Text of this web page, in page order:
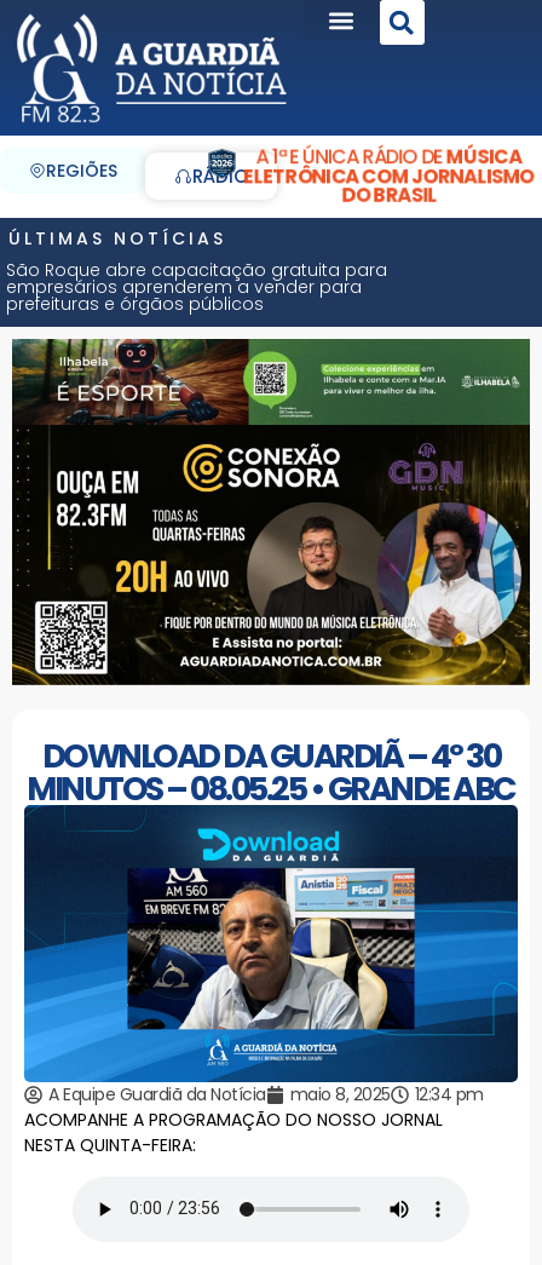
REGIÕES RÁDIO
A 1ª E ÚNICA RÁDIO DEMÚSICA
ELETRÔNICA COM JORNALISMO
DO BRASIL
ÚLTIMAS NOTÍCIAS
São Roque abre capacitação gratuita para
empresários aprenderem a vender para
prefeituras e órgãos públicos
DOWNLOAD DA GUARDIÃ – 4º 30
MINUTOS – 08.05.25 • GRANDE ABC
A Equipe Guardiã da Notícia maio 8, 2025
12:34 pm
ACOMPANHE A PROGRAMAÇÃO DO NOSSO JORNAL
NESTA QUINTA-FEIRA: